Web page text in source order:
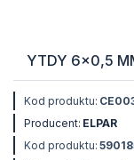
YTDY 6x0,5
Kod produktu:
Producent: ELPAR
Kod produktu: